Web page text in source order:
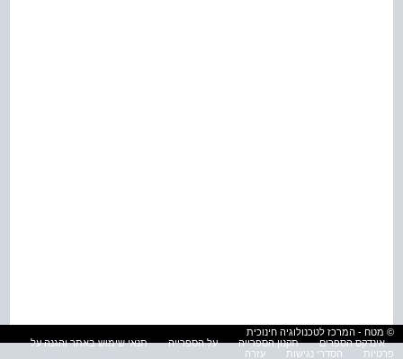
© מטח - המרכז לטכנולוגיה חינוכית
אינדקס הספרים
תקנון הספרייה על הספרייה
תנאי שימוש באתר והגנה על
פרטיות
הסדרי נגישות עזרה